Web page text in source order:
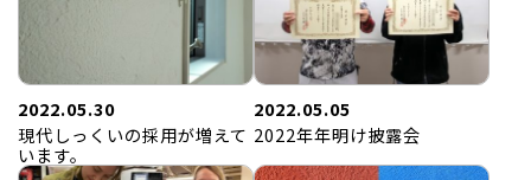
2022.05.30
現代しっくいの採用が増えて
います。
2022.05.05
2022年年明け披露会